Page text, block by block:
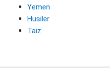
Yemen
Husiler
Taiz